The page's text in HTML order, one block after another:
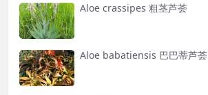
Aloe crassipes 粗茎芦荟
Aloe babatiensis 巴巴蒂芦荟